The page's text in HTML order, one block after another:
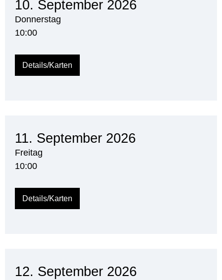
10. September 2026
Donnerstag
10:00
Details/Karten
11. September 2026
Freitag
10:00
Details/Karten
12. September 2026